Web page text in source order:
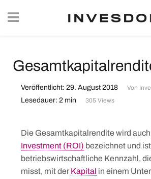
Veröffentlicht: 29. August 2018 Von
Lesedauer: 2 min 305 Views
Die Gesamtkapitalrendite wird
Investment (ROI) bezeichnet und
betriebswirtschaftliche Kennzahl,
misst, mit der Kapital in einem